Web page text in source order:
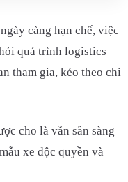
càng hạn chế, việc
quá trình logistics
tham gia, kéo theo chi
cho là vẫn sẵn sàng
xe độc quyền và